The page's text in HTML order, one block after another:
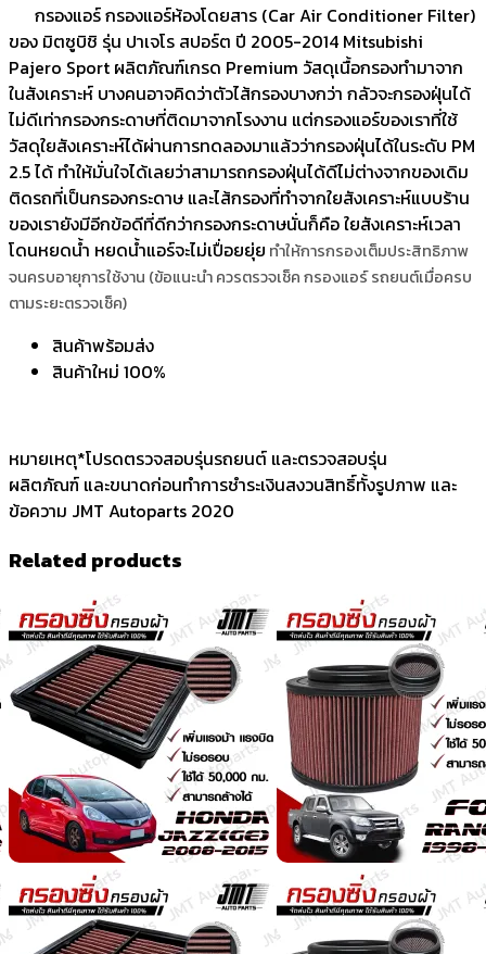
กรองแอร์ กรองแอร์ห้องโดยสาร (Car Air Conditioner Filter)
ของ มิตซูบิชิ รุ่น ปาเจโร สปอร์ต ปี 2005-2014 Mitsubishi
Pajero Sport ผลิตภัณฑ์เกรด Premium วัสดุเนื้อกรองทำมาจาก
ในสังเคราะห์ บางคนอาจคิดว่าตัวไส้กรองบางกว่า กลัวจะกรองฝุ่นได้
ไม่ดีเท่ากรองกระดาษที่ติดมาจากโรงงาน แต่กรองแอร์ของเราที่ใช้
วัสดุใยสังเคราะห์ได้ผ่านการทดลองมาแล้วว่ากรองฝุ่นได้ในระดับ PM
2.5 ได้ ทำให้มั่นใจได้เลยว่าสามารถกรองฝุ่นได้ดีไม่ต่างจากของเดิม
ติดรถที่เป็นกรองกระดาษ และไส้กรองที่ทำจากใยสังเคราะห์แบบร้าน
ของเรายังมีอีกข้อดีที่ดีกว่ากรองกระดาษนั่นก็คือ ใยสังเคราะห์เวลา
โดนหยดน้ำ หยดน้ำแอร์จะไม่เปื่อยยุ่ย ทำให้การกรองเต็มประสิทธิภาพ
จนครบอายุการใช้งาน (ข้อแนะนำ ควรตรวจเช็ค กรองแอร์ รถยนต์เมื่อครบ
ตามระยะตรวจเช็ค)
สินค้าพร้อมส่ง
สินค้าใหม่ 100%
หมายเหตุ*โปรดตรวจสอบรุ่นรถยนต์ และตรวจสอบรุ่น
ผลิตภัณฑ์ และขนาดก่อนทำการชำระเงินสงวนสิทธิ์ทั้งรูปภาพ และ
ข้อความ JMT Autoparts 2020
Related products